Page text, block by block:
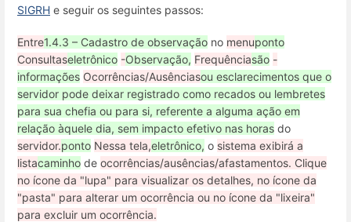
SIGRH e seguir os seguintes passos:
Entre1.4.3 – Cadastro de observação no menuponto
Consultaseletrônico -Observação, Frequênciasão -
informações Ocorrências/Ausênciasou esclarecimentos que o
servidor pode deixar registrado como recados ou lembretes
para sua chefia ou para si, referente a alguma ação em
relação àquele dia, sem impacto efetivo nas horas do
servidor.ponto Nessa tela,eletrônico, o sistema exibirá a
listacaminho de ocorrências/ausências/afastamentos. Clique
no ícone da "lupa" para visualizar os detalhes, no ícone da
"pasta" para alterar um ocorrência ou no ícone da "lixeira"
para excluir um ocorrência.